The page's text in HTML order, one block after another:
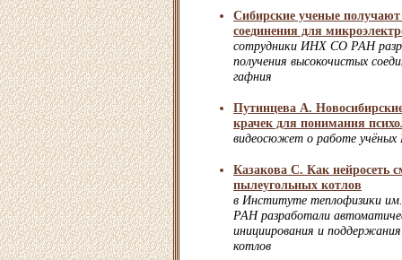
Сибирские ученые
соединения для
сотрудники ИНХ СО РАН
получения высокочистых
гафния
Путинцева А.
крачек для понимания
видеосюжет о работе
Казакова С. Как нейросеть
пылеугольных котлов
в Институте теплофизики
РАН разработали
инициирования и поддержания
котлов